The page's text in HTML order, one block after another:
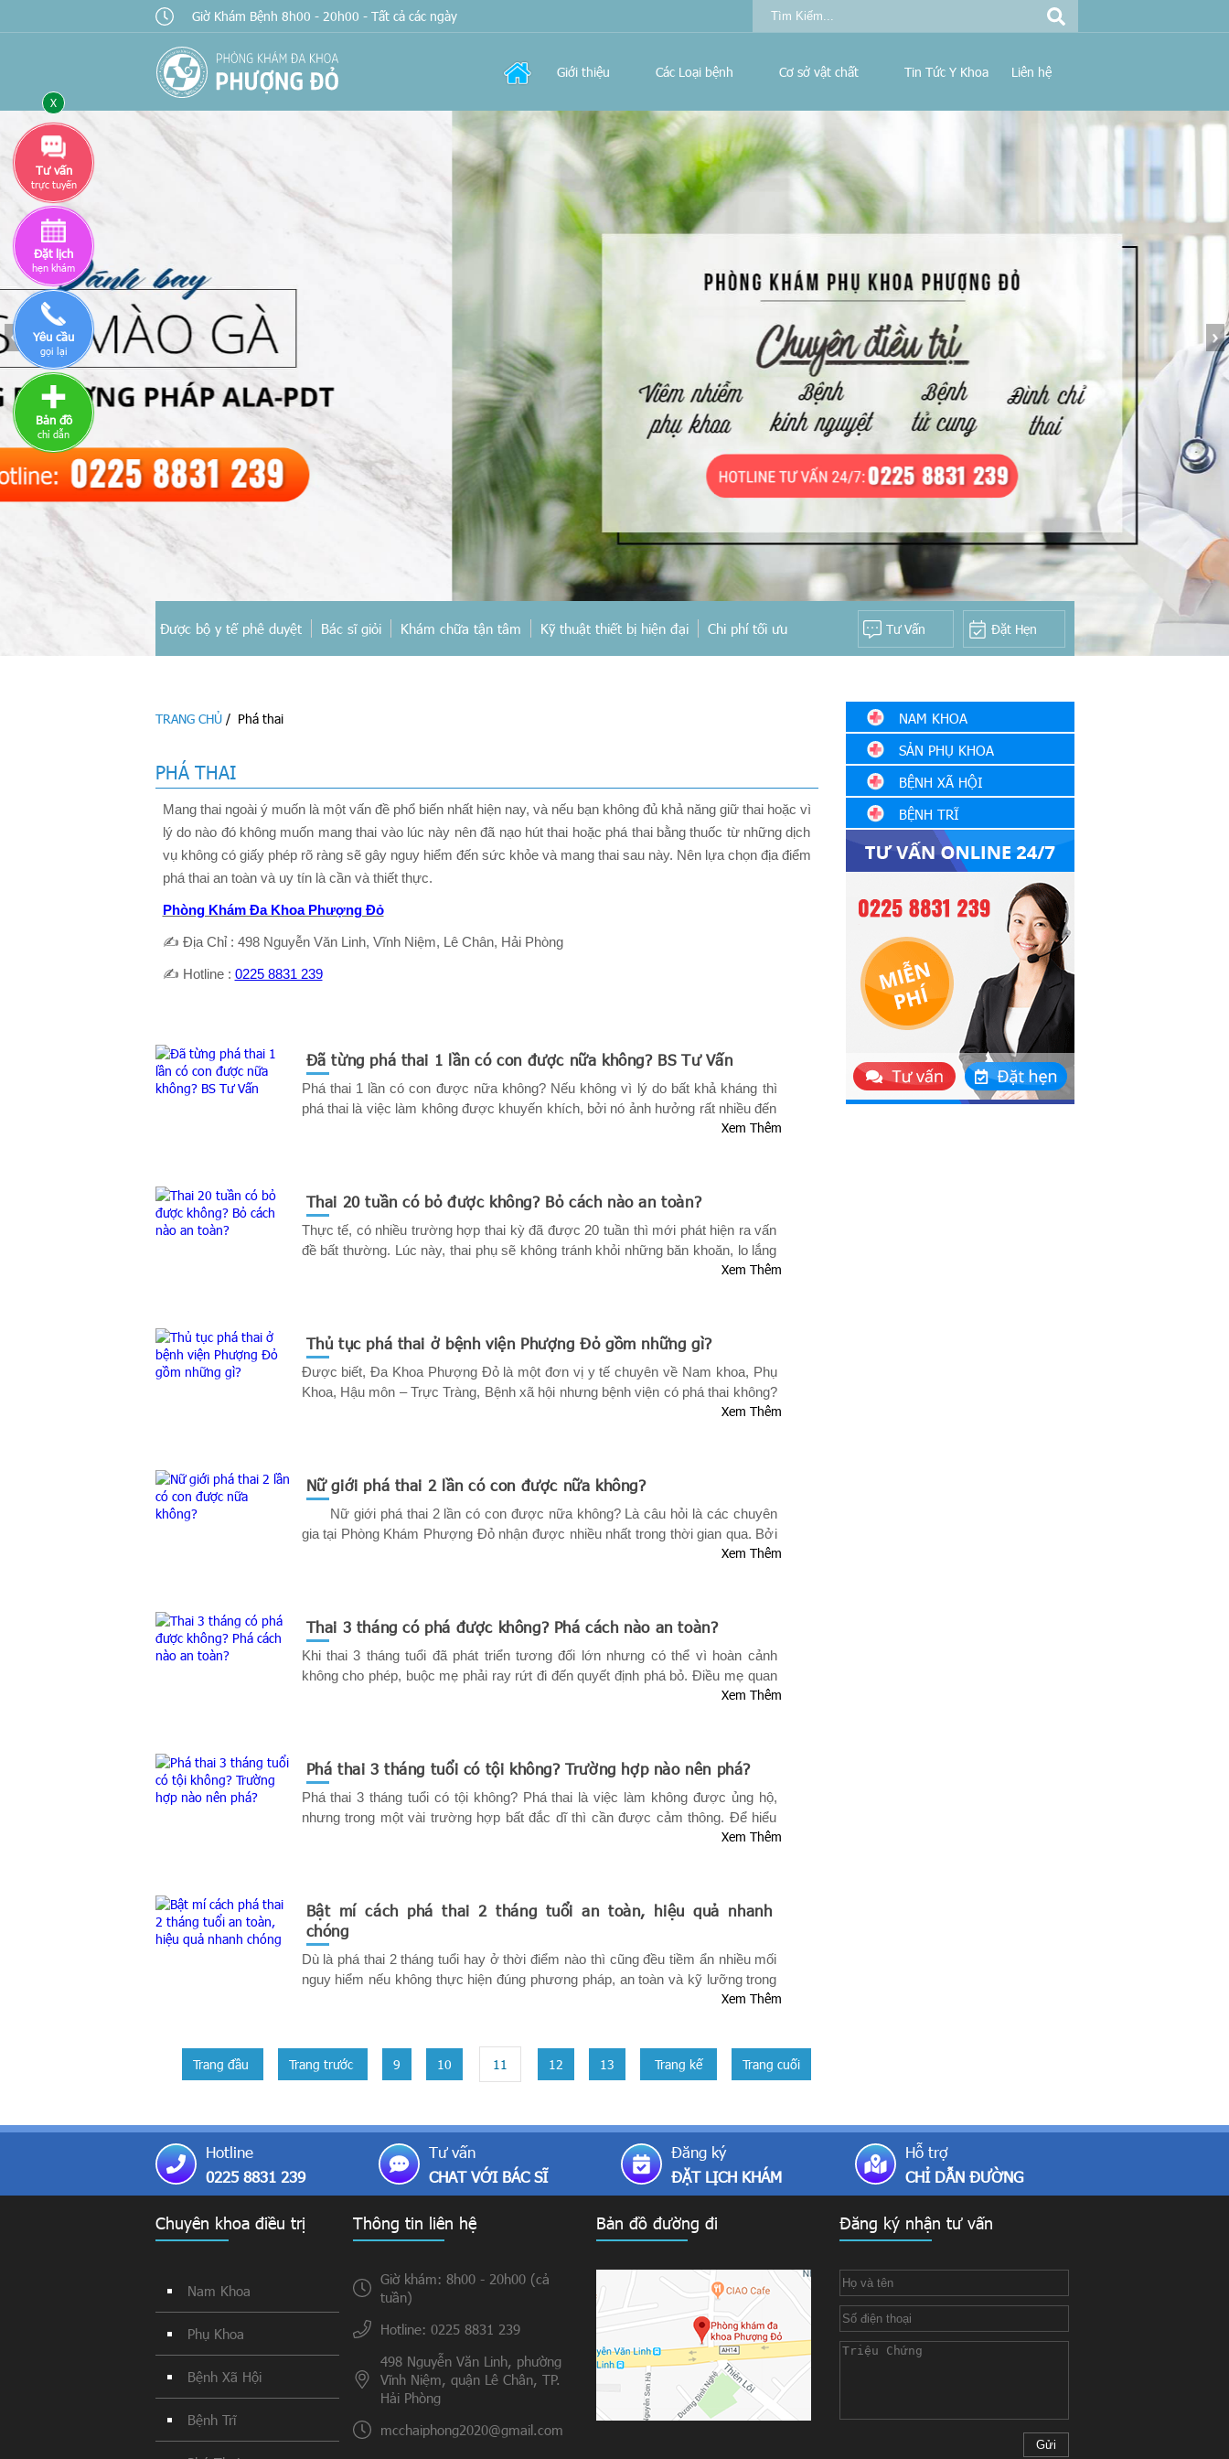
Giờ Khám Bệnh 8h00 - 20h00 - Tất cả các ngày
Liên hệ
Tin Tức Y Khoa
Cơ sở vật chất
Các Loại bệnh
Giới thiệu
Được bộ y tế phê duyệt Bác sĩ giỏi Khám chữa tận tâm Kỹ thuật thiết bị hiện đại Chi phí tối ưu Tư Vấn Đặt Hẹn
TRANG CHỦ/ Phá thai
PHÁ THAI
Mang thai ngoài ý muốn là một vấn đề phổ biến nhất hiện nay, và nếu bạn không đủ khả năng giữ thai hoặc vì
lý do nào đó không muốn mang thai vào lúc này nên đã nạo hút thai hoặc phá thai bằng thuốc từ những dịch
vụ không có giấy phép rõ ràng sẽ gây nguy hiểm đến sức khỏe và mang thai sau này. Nên lựa chọn địa điểm
phá thai an toàn và uy tín là cần và thiết thực.
Phòng Khám Đa Khoa Phượng Đỏ
✍ Địa Chỉ : 498 Nguyễn Văn Linh, Vĩnh Niệm, Lê Chân, Hải Phòng
✍ Hotline : 0225 8831 239
Đã từng phá thai 1 lần có con được nữa không? BS Tư Vấn
Phá thai 1 lần có con được nữa không? Nếu không vì lý do bất khả kháng thì
phá thai là việc làm không được khuyến khích, bởi nó ảnh hưởng rất nhiều đến
sức khỏe sinh sản, thậm chí cả tính mạng của người phụ nữ. Để làm sáng tỏ
Xem Thêm
Thai 20 tuần có bỏ được không? Bỏ cách nào an toàn?
Thực tế, có nhiều trường hợp thai kỳ đã được 20 tuần thì mới phát hiện ra vấn
đề bất thường. Lúc này, thai phụ sẽ không tránh khỏi những băn khoăn, lo lắng
khi đưa ra quyết định phá bỏ thai. Nhưng liệu thai 20 tuần có bỏ được không?
Xem Thêm
Thủ tục phá thai ở bệnh viện Phượng Đỏ gồm những gì?
Được biết, Đa Khoa Phượng Đỏ là một đơn vị y tế chuyên về Nam khoa, Phụ
Khoa, Hậu môn – Trực Tràng, Bệnh xã hội nhưng bệnh viện có phá thai không?
Thủ tục phá thai ở bệnh viện này gồm những gì? Mời bạn tham khảo vài viết
Xem Thêm
Nữ giới phá thai 2 lần có con được nữa không?
Nữ giới phá thai 2 lần có con được nữa không? Là câu hỏi là các chuyên
gia tại Phòng Khám Phượng Đỏ nhận được nhiều nhất trong thời gian qua. Bởi
sự thiếu hiểu biết của nhiều cặp đôi trẻ mà nhiều chị em đã tiến hành phá thai
Xem Thêm
Thai 3 tháng có phá được không? Phá cách nào an toàn?
​Khi thai 3 tháng tuổi đã phát triển tương đối lớn nhưng có thể vì hoàn cảnh
không cho phép, buộc mẹ phải ray rứt đi đến quyết định phá bỏ. Điều mẹ quan
tâm nhất lúc này có thể đó là thai 3 tháng có phá được không. Để hiểu rõ vấn
Xem Thêm
Phá thai 3 tháng tuổi có tội không? Trường hợp nào nên phá?
Phá thai 3 tháng tuổi có tội không? Phá thai là việc làm không được ủng hộ,
nhưng trong một vài trường hợp bất đắc dĩ thì cần được cảm thông. Để hiểu
Xem Thêm
Bật mí cách phá thai 2 tháng tuổi an toàn, hiệu quả nhanh
chóng
Dù là phá thai 2 tháng tuổi hay ở thời điểm nào thì cũng đều tiềm ẩn nhiều mối
nguy hiểm nếu không thực hiện đúng phương pháp, an toàn và kỹ lưỡng trong
quy trình. Sau đây là cách phá thai 2 tháng tuổi an toàn, hiệu quả nhanh chóng,
Xem Thêm
Trang đầu Trang trước 9 10 11 12 13 Trang kế Trang cuối
NAM KHOA
Bao Quy Đầu
Bệnh lý tinh hoàn
Yếu sinh lý
Bệnh tuyến tiền liệt
Viêm đường tiết niệu
Rối loạn xuất tinh
Viêm bao quy đầu
Cắt bao quy đầu
Địa Chỉ Khám Bệnh
SẢN PHỤ KHOA
BỆNH XÃ HỘI
BỆNH TRĨ
Bệnh trĩ nội
Trĩ hỗn hợp
Apxe hậu môn
Polyp hậu môn
Rò hậu môn
Hotline
0225 8831 239
Tư vấn
CHAT VỚI BÁC SĨ
Đăng ký
ĐẶT LỊCH KHÁM
Hỗ trợ
CHỈ DẪN ĐƯỜNG
Chuyên khoa điều trị
Nam Khoa
Phụ Khoa
Bệnh Xã Hội
Bệnh Trĩ
Thông tin liên hệ
Giờ khám: 8h00 - 20h00 (cả
tuần)
Hotline: 0225 8831 239
498 Nguyễn Văn Linh, phường
Vĩnh Niệm, quận Lê Chân, TP.
Hải Phòng
mcchaiphong2020@gmail.com
Bản đồ đường đi Đăng ký nhận tư vấn
Gửi
Χ
Tư vấn
trực tuyến
Đặt lịch
hẹn khám
Yêu cầu
gọi lại
Bản đồ
chỉ dẫn